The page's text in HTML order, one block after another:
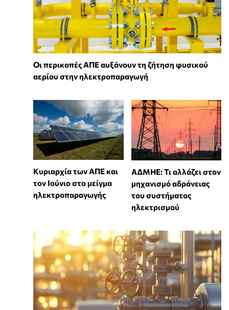
Οι περικοπές ΑΠΕ αυξάνουν τη ζήτηση φυσικού
αερίου στην ηλεκτροπαραγωγή
Κυριαρχία των ΑΠΕ και
τον Ιούνιο στο μείγμα
ηλεκτροπαραγωγής
ΑΔΜΗΕ: Τι αλλάζει στον
μηχανισμό αδράνειας
του συστήματος
ηλεκτρισμού